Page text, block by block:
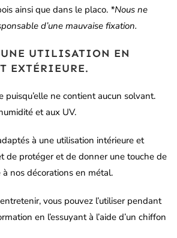
ainsi que dans le placo. *Nous ne
d’une mauvaise fixation.
UNE UTILISATION EN
EXTÉRIEURE.
puisqu’elle ne contient aucun solvant.
et aux UV.
à une utilisation intérieure et
de protéger et de donner une touche de
à nos décorations en métal.
vous pouvez l’utiliser pendant
en l’essuyant à l’aide d’un chiffon